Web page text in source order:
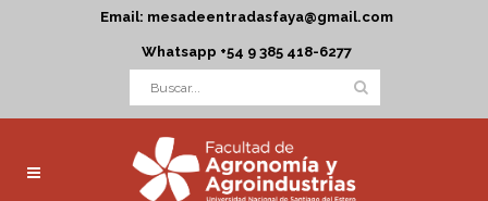
Email: mesadeentradasfaya@gmail.com
Whatsapp +54 9 385 418-6277